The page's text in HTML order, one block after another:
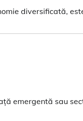
diversificată,
emergentă sau